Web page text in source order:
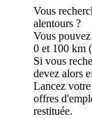
Vous
alentours ?
Vous
0 et 100 km
Si vous
devez alors
Lancez
offres
restituée.